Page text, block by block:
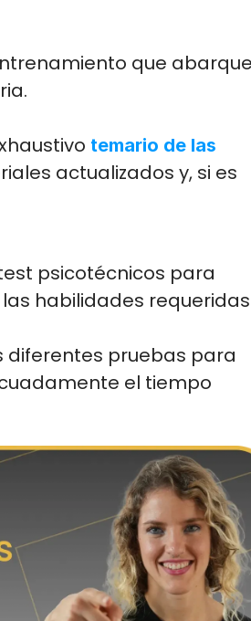
que
temario de las
actualizados y, si es
psicotécnicos para
habilidades
diferentes pruebas para
el tiempo